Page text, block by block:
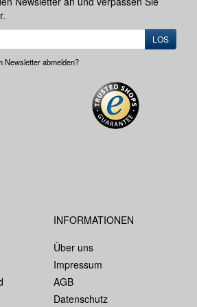
LOS
Newsletter abmelden?
INFORMATIONEN
Über uns
Impressum
AGB
Datenschutz